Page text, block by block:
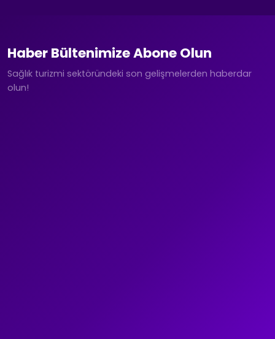
Haber Bültenimize Abone Olun
Sağlık turizmi sektöründeki son gelişmelerden haberdar
olun!